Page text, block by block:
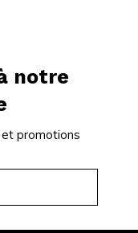
notre
promotions